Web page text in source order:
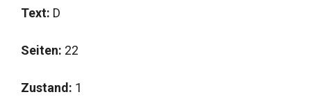
Text: D
Seiten: 22
Zustand: 1